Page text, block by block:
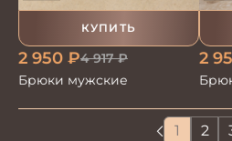
КУПИТЬ
2 950 ₽4 917₽
Брюки мужские
2
1 2